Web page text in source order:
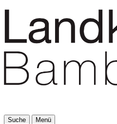
Suche
Menü